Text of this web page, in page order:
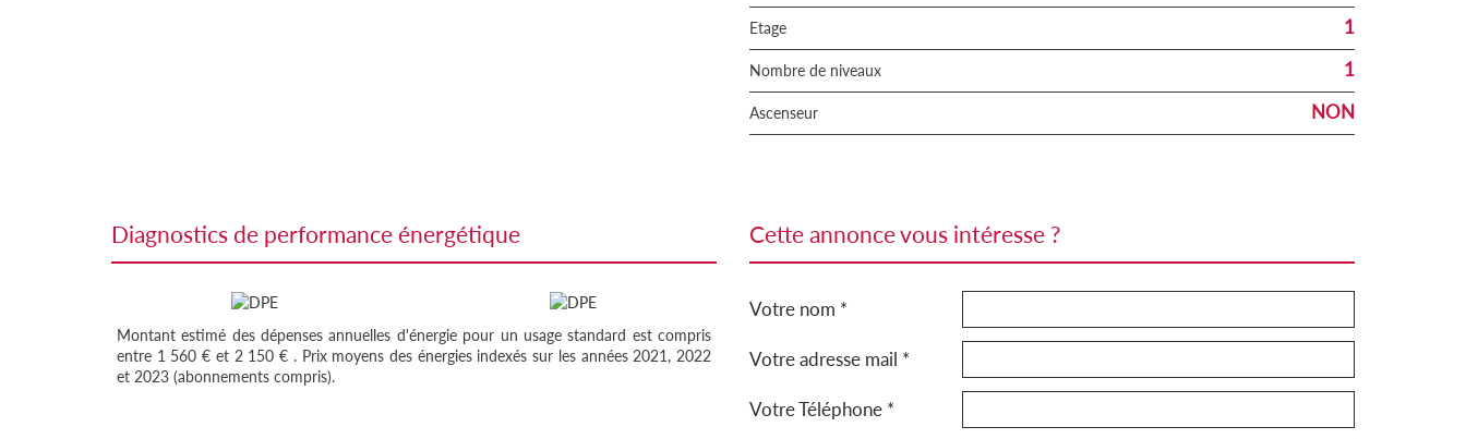
Etage 1
Nombre de niveaux 1
Ascenseur NON
diagnostics de performance énergétique
Montant estimé des dépenses annuelles d'énergie pour un usage standard est compris
entre 1 560 € et 2 150 € . Prix moyens des énergies indexés sur les années 2021, 2022
et 2023 (abonnements compris).
cette annonce vous intéresse ?
Votre nom *
Votre adresse mail *
Votre Téléphone *